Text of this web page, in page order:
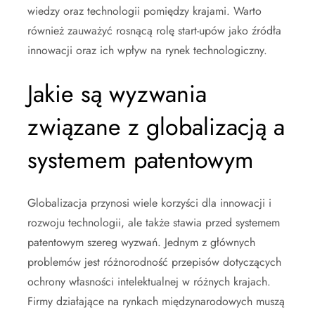
wiedzy oraz technologii pomiędzy krajami. Warto
również zauważyć rosnącą rolę start-upów jako źródła
innowacji oraz ich wpływ na rynek technologiczny.
Jakie są wyzwania
związane z globalizacją a
systemem patentowym
Globalizacja przynosi wiele korzyści dla innowacji i
rozwoju technologii, ale także stawia przed systemem
patentowym szereg wyzwań. Jednym z głównych
problemów jest różnorodność przepisów dotyczących
ochrony własności intelektualnej w różnych krajach.
Firmy działające na rynkach międzynarodowych muszą